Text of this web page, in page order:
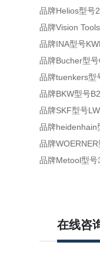
品牌Helios型号
品牌Vision
品牌INA型号
品牌Bucher型
品牌tuenkers型
品牌BKW型号
品牌SKF型号
品牌heidenhain
品牌
品牌Metool型
在线咨